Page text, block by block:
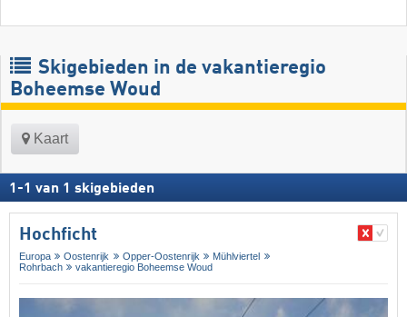
Skigebieden in de vakantieregio
Boheemse Woud
Kaart
1 -1 van 1 skigebieden
Hochficht
Europa Oostenrijk Opper-Oostenrijk
Mühlviertel
Rohrbach
vakantieregio Boheemse Woud